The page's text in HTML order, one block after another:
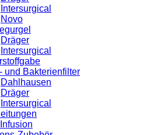
Intersurgical
Novo
Dräger
Intersurgical
und Bakterienfilter
Dahlhausen
Dräger
Intersurgical